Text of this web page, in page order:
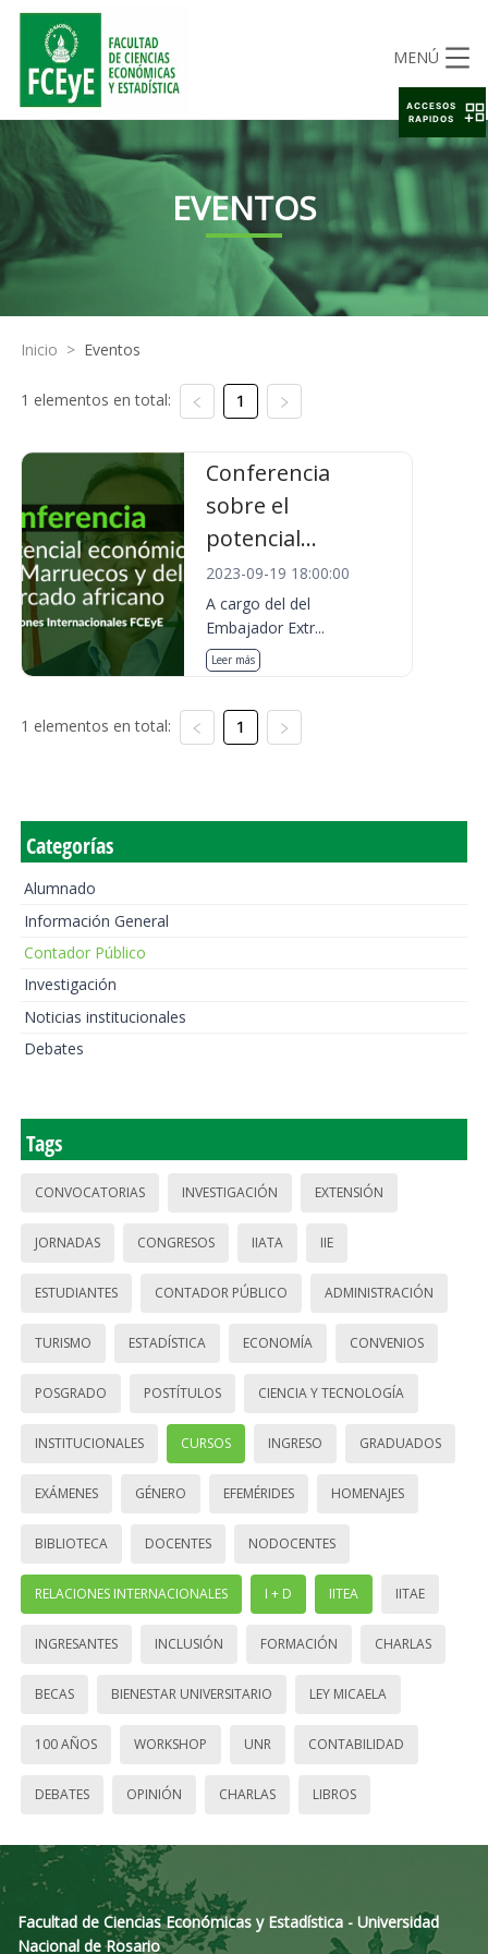
MENÚ
EVENTOS
Inicio > Eventos
1 elementos en total: 1
Conferencia
sobre el
potencial...
2023-09-19 18:00:00
A cargo del del
Embajador Extr...
Leer más
1 elementos en total: 1
Categorías
Alumnado
Información General
Contador Público
Investigación
Noticias institucionales
Debates
Tags
CONVOCATORIAS INVESTIGACIÓN EXTENSIÓN
JORNADAS CONGRESOS IIATA IIE
ESTUDIANTES CONTADOR PÚBLICO ADMINISTRACIÓN
TURISMO ESTADÍSTICA ECONOMÍA CONVENIOS
POSGRADO POSTÍTULOS CIENCIA Y TECNOLOGÍA
INSTITUCIONALES CURSOS INGRESO GRADUADOS
EXÁMENES GÉNERO EFEMÉRIDES HOMENAJES
BIBLIOTECA DOCENTES NODOCENTES
RELACIONES INTERNACIONALES I + D IITEA IITAE
INGRESANTES INCLUSIÓN FORMACIÓN CHARLAS
BECAS BIENESTAR UNIVERSITARIO LEY MICAELA
100 AÑOS WORKSHOP UNR CONTABILIDAD
DEBATES OPINIÓN CHARLAS LIBROS
Facultad de Ciencias Económicas y Estadística - Universidad
Nacional de Rosario
ACCESOS
RAPIDOS